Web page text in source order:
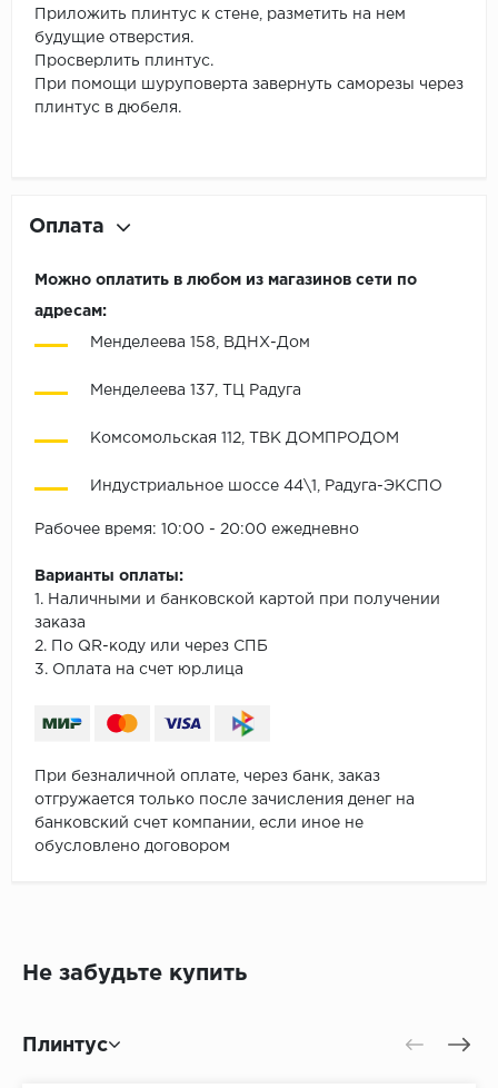
Приложить плинтус к стене, разметить на нем
будущие отверстия.
Просверлить плинтус.
При помощи шуруповерта завернуть саморезы через
плинтус в дюбеля.
Оплата
Можно оплатить в любом из магазинов сети по
адресам:
Менделеева 158, ВДНХ-Дом
Менделеева 137, ТЦ Радуга
Комсомольская 112, ТВК ДОМПРОДОМ
Индустриальное шоссе 44\1, Радуга-ЭКСПО
Рабочее время: 10:00 - 20:00 ежедневно
Варианты оплаты:
1. Наличными и банковской картой при получении
заказа
2. По QR-коду или через СПБ
3. Оплата на счет юр.лица
При безналичной оплате, через банк, заказ
отгружается только после зачисления денег на
банковский счет компании, если иное не
обусловлено договором
Не забудьте купить
Плинтус